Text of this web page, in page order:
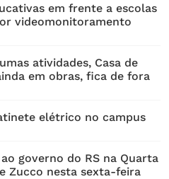
em frente a escolas
videomonitoramento
atividades, Casa de
em obras, fica de fora
elétrico no campus
governo do RS na Quarta
Zucco nesta sexta-feira